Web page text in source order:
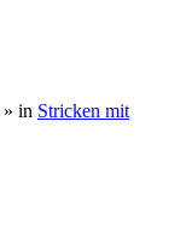
» in Stricken mit